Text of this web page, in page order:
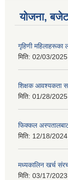
योजना,
गृहिणी महिलाहरूका
मिति: 02/03/
शिक्षक आवश्यकता
मिति: 01/28/
फिक्कल
मिति: 12/18/
मध्यकालिन खर्च
मिति: 03/17/